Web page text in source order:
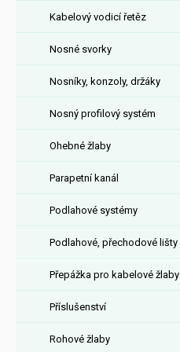
Kabelový vodicí řetěz
Nosné svorky
Nosníky, konzoly, držáky
Nosný profilový systém
Ohebné žlaby
Parapetní kanál
Podlahové systémy
Podlahové, přechodové lišty
Přepážka pro kabelové žlaby
Příslušenství
Rohové žlaby